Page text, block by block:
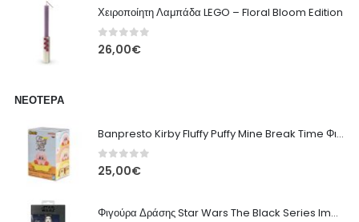
Χειροποίητη Λαμπάδα LEGO – Floral Bloom Edition
0out of 5
26,00€
ΝΕΌΤΕΡΑ
Banpresto Kirby Fluffy Puffy Mine Break Time Φιγούρα – Α' Έκδοση
0out of 5
25,00€
Φιγούρα Δράσης Star Wars The Black Series Imperial Remnant Stormtrooper #05